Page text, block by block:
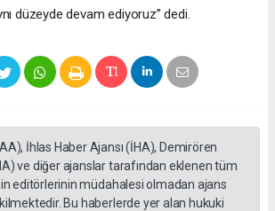
düzeyde devam ediyoruz” dedi.
İhlas Haber Ajansı (İHA), Demirören
ve diğer ajanslar tarafından eklenen tüm
editörlerinin müdahalesi olmadan ajans
Bu haberlerde yer alan hukuki